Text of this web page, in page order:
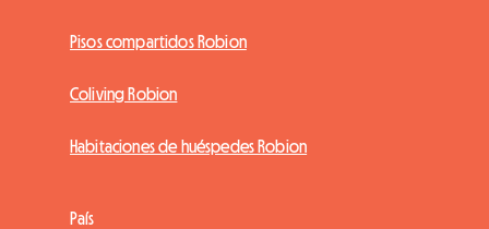
Pisos compartidos Robion
Coliving Robion
Habitaciones de huéspedes Robion
País